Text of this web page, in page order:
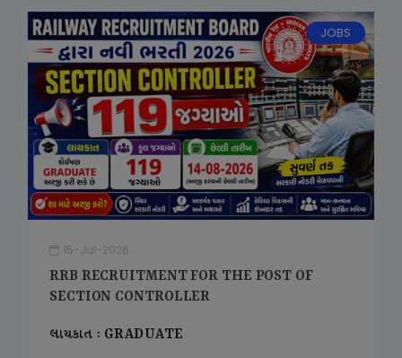
JOBS
15-Jul-2026
RRB RECRUITMENT FOR THE POST OF
SECTION CONTROLLER
લાયકાત : GRADUATE